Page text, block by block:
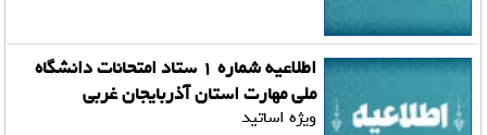
اطلاعیه شماره ۱ ستاد امتحانات دانشگاه
ملی مهارت استان آذربایجان غربی
ویژه اساتید